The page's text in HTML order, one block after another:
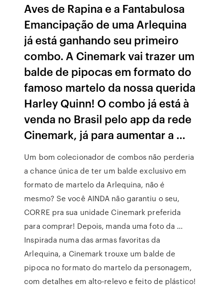
Aves de Rapina e a Fantabulosa
Emancipação de uma Arlequina
já está ganhando seu primeiro
combo. A Cinemark vai trazer um
balde de pipocas em formato do
famoso martelo da nossa querida
Harley Quinn! O combo já está à
venda no Brasil pelo app da rede
Cinemark, já para aumentar a …
Um bom colecionador de combos não perderia
a chance única de ter um balde exclusivo em
formato de martelo da Arlequina, não é
mesmo? Se você AINDA não garantiu o seu,
CORRE pra sua unidade Cinemark preferida
para comprar! Depois, manda uma foto da …
Inspirada numa das armas favoritas da
Arlequina, a Cinemark trouxe um balde de
pipoca no formato do martelo da personagem,
com detalhes em alto-relevo e feito de plástico!